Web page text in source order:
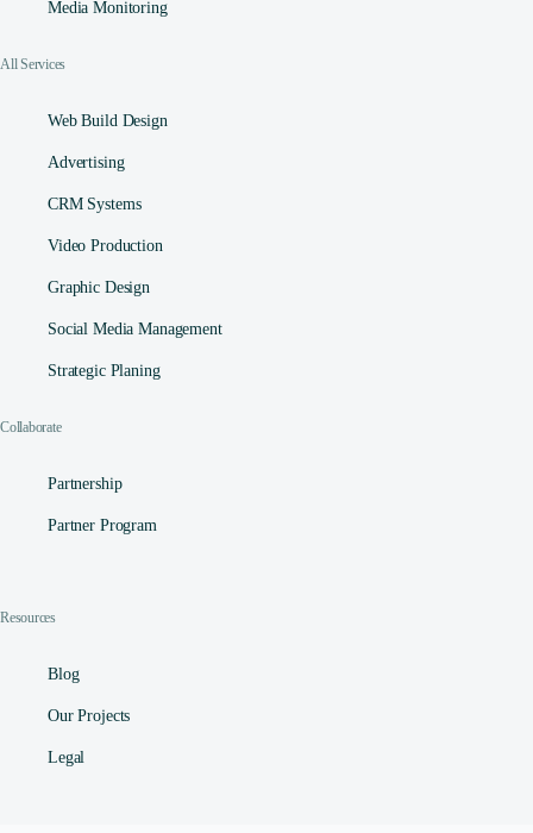
Media Monitoring
All Services
Web Build Design
Advertising
CRM Systems
Video Production
Graphic Design
Social Media Management​
Strategic Planing
Collaborate
Partnership
Partner Program
Resources
Blog
Our Projects
Legal